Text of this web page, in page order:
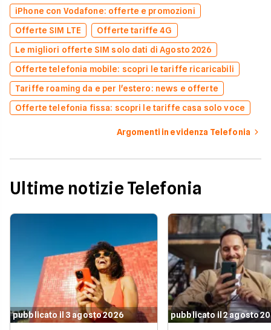
iPhone con Vodafone: offerte e promozioni
Offerte SIM LTE
Offerte tariffe 4G
Le migliori offerte SIM solo dati di Agosto 2026
Offerte telefonia mobile: scopri le tariffe ricaricabili
Tariffe roaming da e per l'estero: news e offerte
Offerte telefonia fissa: scopri le tariffe casa solo voce
Argomenti in evidenza Telefonia
Ultime notizie Telefonia
pubblicato il 3 agosto 2026 pubblicato il 2 agosto